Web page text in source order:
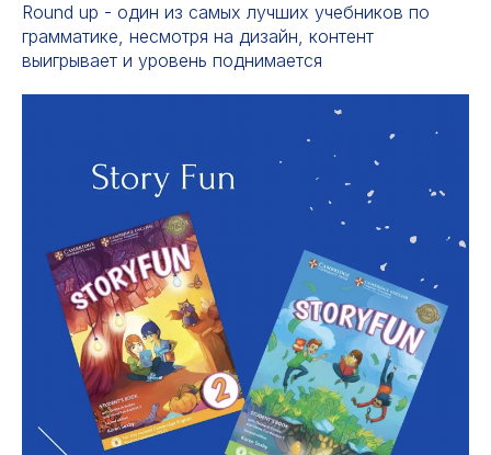
Round up - один из самых лучших учебников по
грамматике, несмотря на дизайн, контент
выигрывает и уровень поднимается